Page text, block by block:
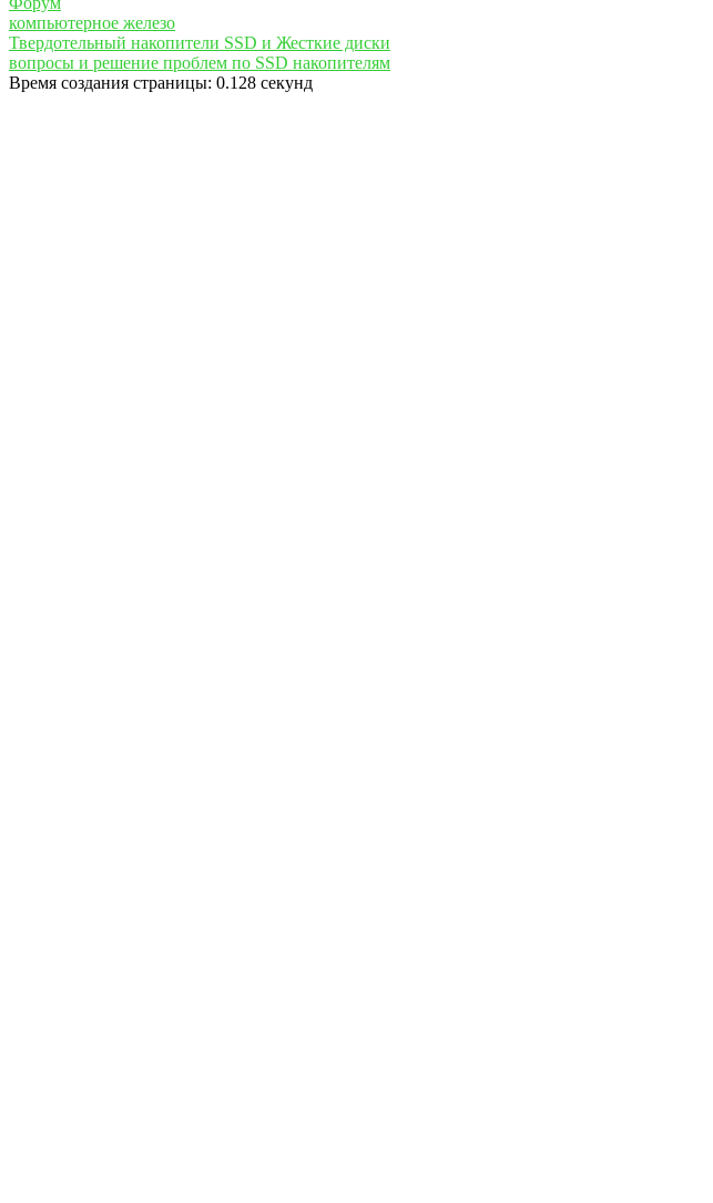
компьютерное железо
Твердотельный накопители SSD и Жесткие диски
вопросы и решение проблем по SSD накопителям
Время создания страницы: 0.128 секунд